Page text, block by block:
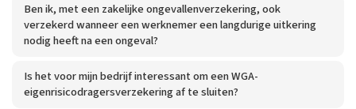
Ben ik, met een zakelijke ongevallenverzekering, ook
verzekerd wanneer een werknemer een langdurige uitkering
nodig heeft na een ongeval?
Is het voor mijn bedrijf interessant om een WGA-
eigenrisicodragersverzekering af te sluiten?